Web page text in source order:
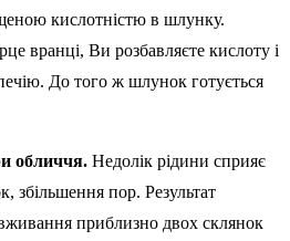
кислотністю в шлунку.
вранці, Ви розбавляєте кислоту і
До того ж шлунок готується
обличчя. Недолік рідини сприяє
збільшення пор. Результат
приблизно двох склянок